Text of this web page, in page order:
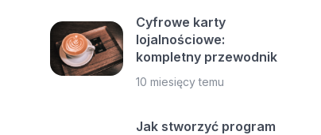
Cyfrowe karty
lojalnościowe:
kompletny przewodnik
10 miesięcy temu
Jak stworzyć program